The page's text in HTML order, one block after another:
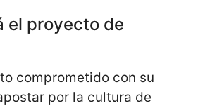
el proyecto de
comprometido con su
por la cultura de